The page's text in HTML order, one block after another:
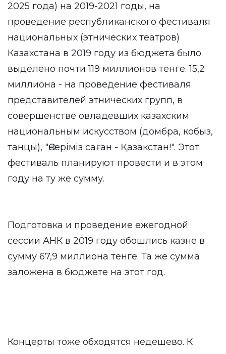
2025 года) на 2019-2021 годы, на
проведение республиканского фестиваля
национальных (этнических театров)
Казахстана в 2019 году из бюджета было
выделено почти 119 миллионов тенге. 15,2
миллиона - на проведение фестиваля
представителей этнических групп, в
совершенстве овладевших казахским
национальным искусством (домбра, кобыз,
танцы), "Өнеріміз саған - Қазақстан!". Этот
фестиваль планируют провести и в этом
году на ту же сумму.
Подготовка и проведение ежегодной
сессии АНК в 2019 году обошлись казне в
сумму 67,9 миллиона тенге. Та же сумма
заложена в бюджете на этот год.
Концерты тоже обходятся недешево. К